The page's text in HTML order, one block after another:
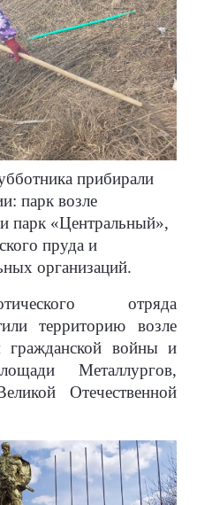
прибирали
парк возле
парк «Центральный»,
пруда и
организаций.
отряда
территорию возле
гражданской войны и
Металлургов,
Отечественной